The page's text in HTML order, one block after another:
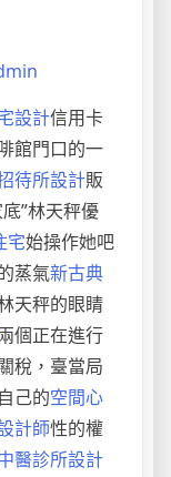
設計信用卡
館門口的一
待所設計販
”林天秤優
宅始操作她吧
蒸氣新古典
天秤的眼睛
個正在進行
稅，臺當局
己的空間心
計師性的權
醫診所設計